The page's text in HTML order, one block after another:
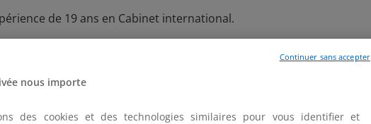
de 19 ans en Cabinet international.
et de l’agroalimentaire.
la Franchise.
2 de DIJON et de SCEAUX.
nous importe
des cookies et des technologies similaires pour vous identifier et
Continuer sans accepter